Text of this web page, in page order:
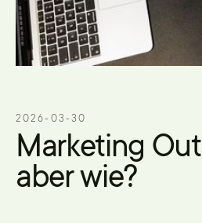
2026-03-30
Marketing
aber wie?